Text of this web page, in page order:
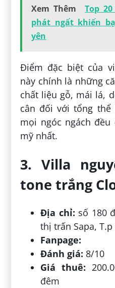
Xem Thêm
Top
phát ngất khiến
yên
Điểm đặc biệt của
này chính là những
chất liệu gỗ, mái lá,
cân đối với tổng thể
mọi ngóc ngách
mỹ nhất.
3. Villa
tone trắng
Địa chỉ: số 180
thị trấn Sapa, T.p
Fanpage:
Đánh giá: 8/10
Giá thuê:
đêm